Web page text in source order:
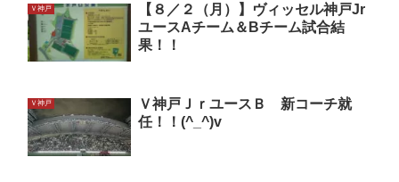
Ｖ神戸
【８／２（月）】ヴィッセル神戸Jr
ユースAチーム＆Bチーム試合結
果！！
Ｖ神戸
Ｖ神戸ＪｒユースＢ 新コーチ就
任！！(^_^)v